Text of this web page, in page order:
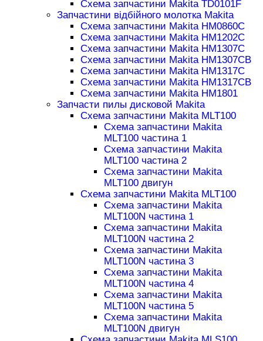
Схема запчастини Makita TD0101F
Запчастини відбійного молотка Makita
Схема запчастини Makita HM0860C
Схема запчастини Makita HM1202C
Схема запчастини Makita HM1307C
Схема запчастини Makita HM1307CB
Схема запчастини Makita HM1317C
Схема запчастини Makita HM1317CB
Схема запчастини Makita HM1801
Запчасти пилы дисковой Makita
Схема запчастини Makita MLT100
Схема запчастини Makita
MLT100 частина 1
Схема запчастини Makita
MLT100 частина 2
Схема запчастини Makita
MLT100 двигун
Схема запчастини Makita MLT100
Схема запчастини Makita
MLT100N частина 1
Схема запчастини Makita
MLT100N частина 2
Схема запчастини Makita
MLT100N частина 3
Схема запчастини Makita
MLT100N частина 4
Схема запчастини Makita
MLT100N частина 5
Схема запчастини Makita
MLT100N двигун